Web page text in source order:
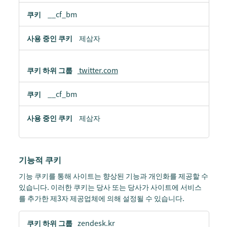
__cf_bm
제삼자
twitter.com
__cf_bm
제삼자
기능적 쿠키
기능 쿠키를 통해 사이트는 향상된 기능과 개인화를 제공할 수
있습니다. 이러한 쿠키는 당사 또는 당사가 사이트에 서비스
를 추가한 제3자 제공업체에 의해 설정될 수 있습니다.
zendesk.kr